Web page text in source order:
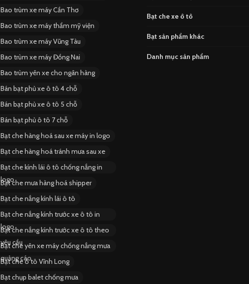
Bao trùm xe máy Cần Thơ
Bao trùm xe máy thẩm mỹ viện
Bao trùm xe máy Vũng Tàu
Bao trùm xe máy Đồng Nai
Bao trùm yên xe cho ngân hàng
Bán bạt phủ xe ô tô 4 chỗ
Bán bạt phủ xe ô tô 5 chỗ
Bán bạt phủ ô tô 7 chỗ
Bạt che hàng hoá sau xe máy in logo
Bạt che hàng hoá tránh mưa sau xe
Bạt che kính lái ô tô chống nắng in
logo
Bạt che mưa hàng hoá shipper
Bạt che nắng kính lái ô tô
Bạt che nắng kính trước xe ô tô in
logo
Bạt che nắng kính trước xe ô tô theo
yêu cầu
Bạt che yên xe máy chống nắng mưa
quảng cáo
Bạt che ô tô Vĩnh Long
Bạt chụp balet chống mưa
Bạt che xe ô tô
Bạt sản phẩm khác
Danh mục sản phẩm